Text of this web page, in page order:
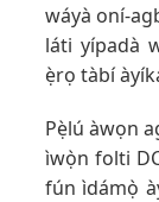
wáyà oní-
láti yípadà
ẹ̀rọ tàbí
Pẹ̀lú àwọn
ìwọ̀n folti
fún ìdámọ̀